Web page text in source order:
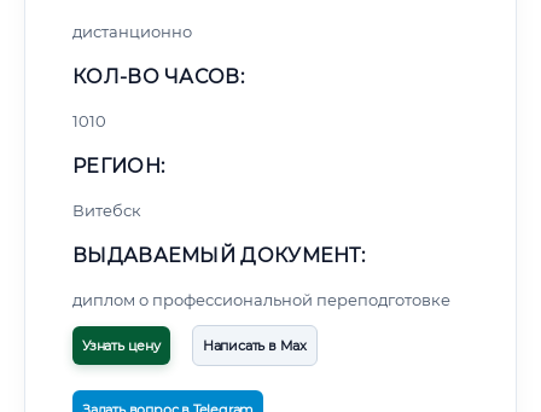
дистанционно
КОЛ-ВО ЧАСОВ:
1010
РЕГИОН:
Витебск
ВЫДАВАЕМЫЙ ДОКУМЕНТ:
диплом о профессиональной переподготовке
Узнать цену Написать в Max